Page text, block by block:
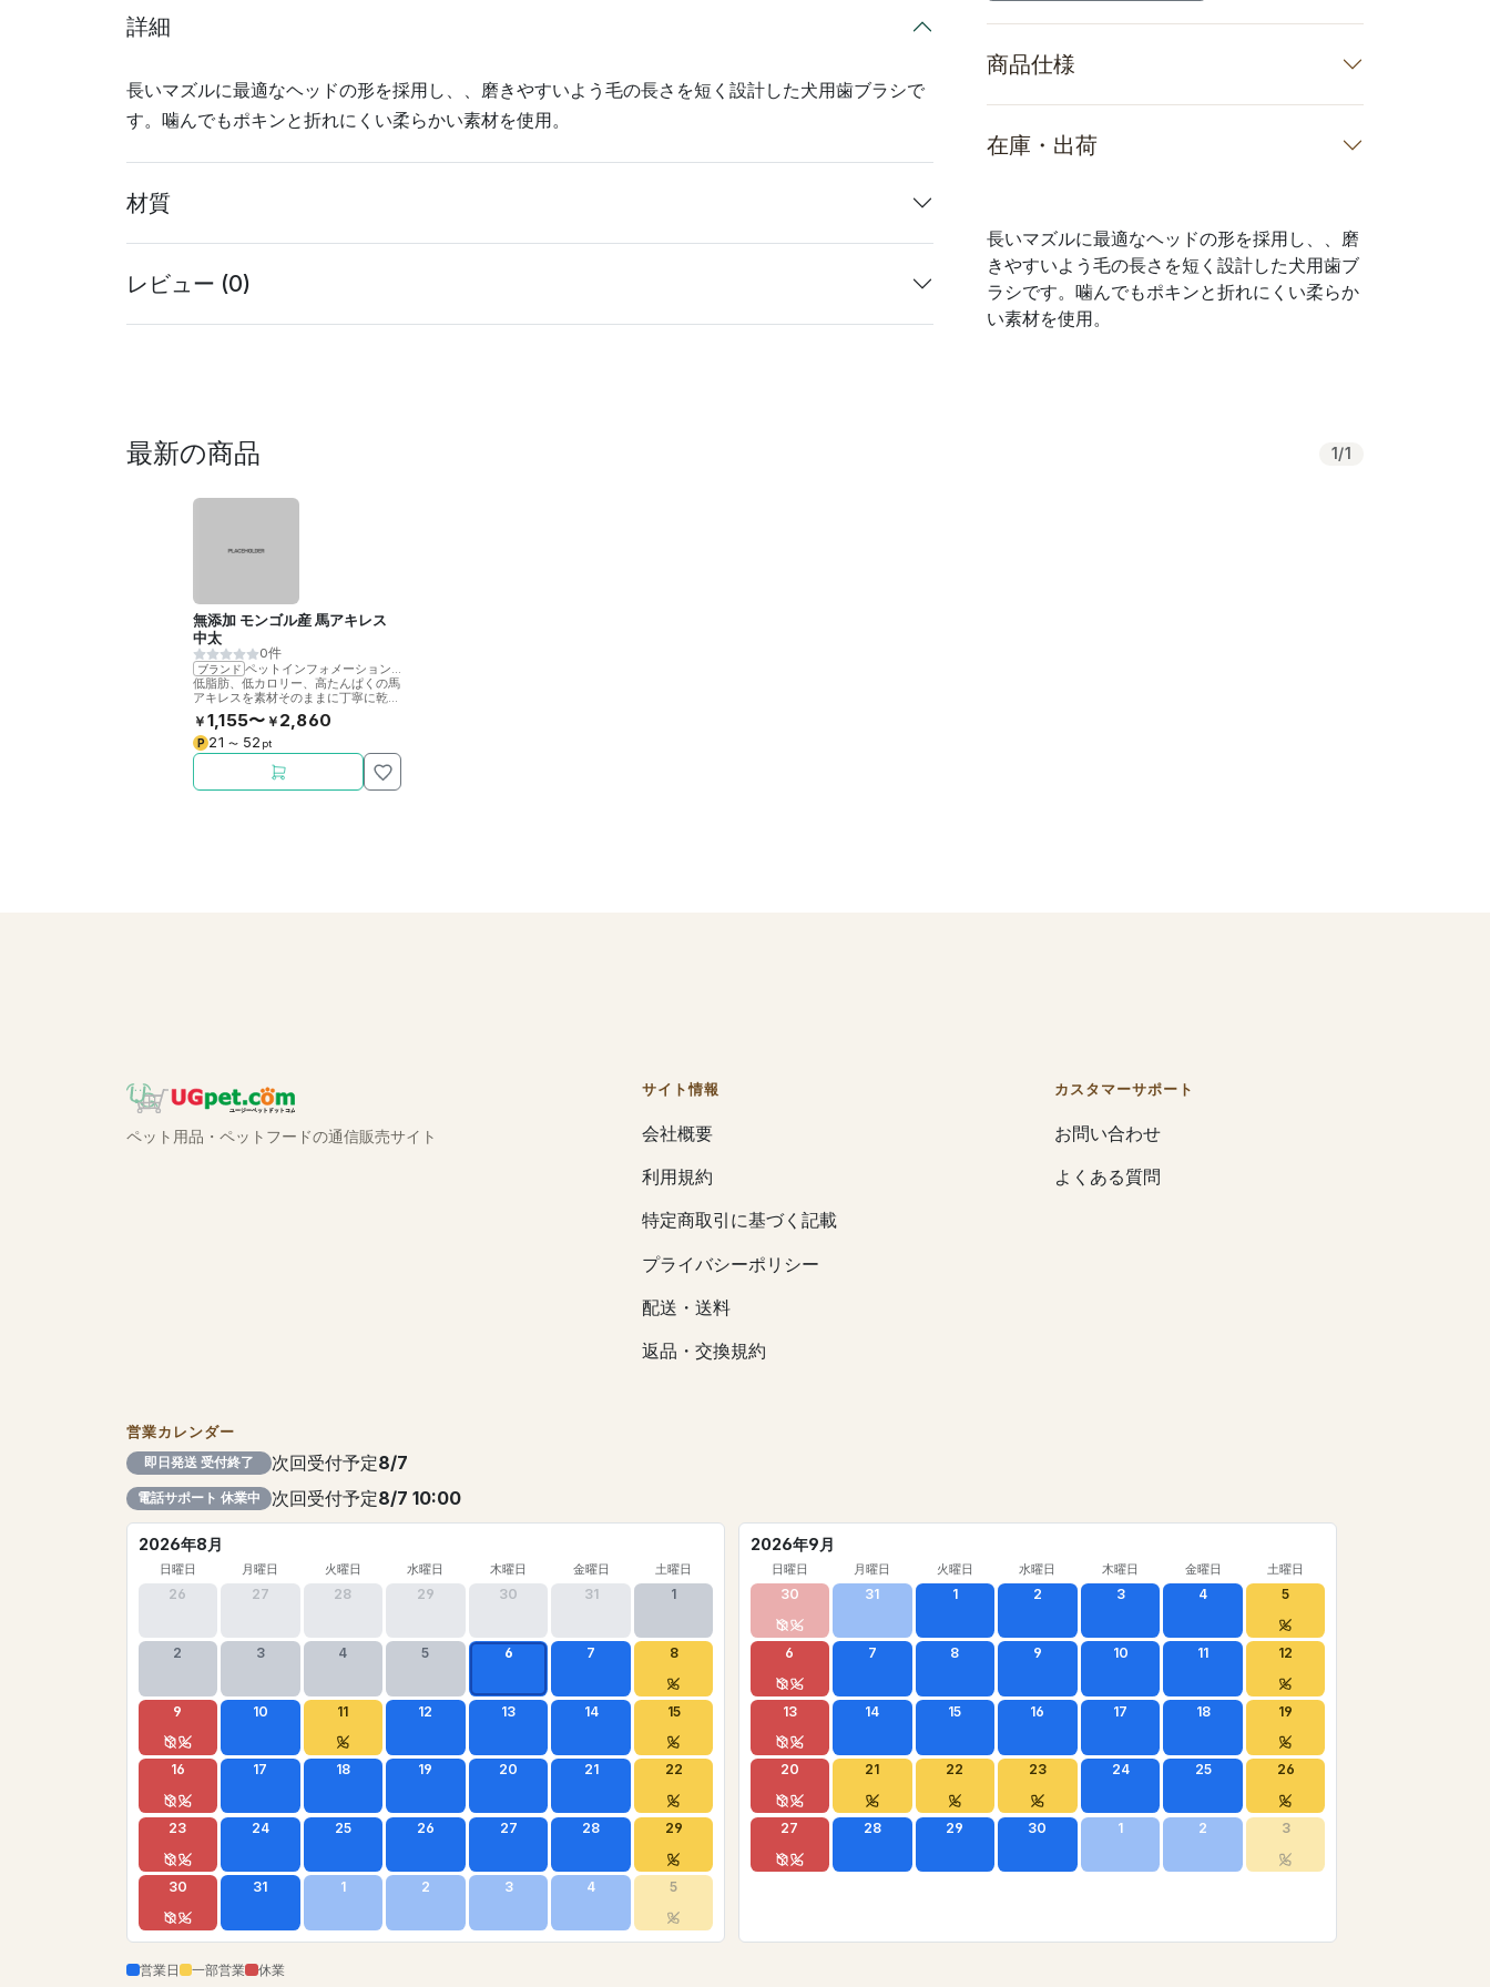
商品仕様
在庫・出荷
長いマズルに最適なヘッドの形を採用し、、磨
きやすいよう毛の長さを短く設計した犬用歯ブ
ラシです。噛んでもポキンと折れにくい柔らか
い素材を使用。
詳細
長いマズルに最適なヘッドの形を採用し、、磨きやすいよう毛の長さを短く設計した犬用歯ブラシで
す。噛んでもポキンと折れにくい柔らかい素材を使用。
材質
レビュー (0)
最新の商品 1/1
無添加 モンゴル産 馬アキレス
中太
0件
ブランド
ペットインフォメーションラック
低脂肪、低カロリー、高たんぱくの馬
アキレスを素材そのままに丁寧に乾燥
させました。噛むことで歯の健康をサ
ポート。
￥ 1,155〜 ￥ 2,860
P 21 〜 52 pt
ペット用品・ペットフードの通信販売サイト
サイト情報
会社概要
利用規約
特定商取引に基づく記載
プライバシーポリシー
配送・送料
返品・交換規約
カスタマーサポート
お問い合わせ
よくある質問
営業カレンダー
即日発送 受付終了 次回受付予定8/7
電話サポート 休業中 次回受付予定8/7 10:00
2026年8月
日曜日 月曜日 火曜日 水曜日 木曜日 金曜日 土曜日
26 27 28 29 30 31 1
2 3 4 5 6 7 8
9 10 11 12 13 14 15
16 17 18 19 20 21 22
23 24 25 26 27 28 29
30 31 1 2 3 4 5
2026年9月
日曜日 月曜日 火曜日 水曜日 木曜日 金曜日 土曜日
30 31 1 2 3 4 5
6 7 8 9 10 11 12
13 14 15 16 17 18 19
20 21 22 23 24 25 26
27 28 29 30 1 2 3
営業日 一部営業 休業